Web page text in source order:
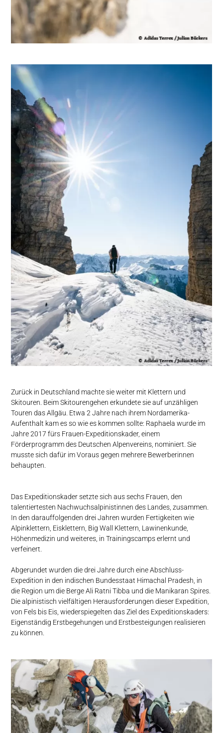
Zurück in Deutschland machte sie weiter mit Klettern und
Skitouren. Beim Skitourengehen erkundete sie auf unzähligen
Touren das Allgäu. Etwa 2 Jahre nach ihrem Nordamerika-
Aufenthalt kam es so wie es kommen sollte: Raphaela wurde im
Jahre 2017 fürs Frauen-Expeditionskader, einem
Förderprogramm des Deutschen Alpenvereins, nominiert. Sie
musste sich dafür im Voraus gegen mehrere Bewerberinnen
behaupten.
Das Expeditionskader setzte sich aus sechs Frauen, den
talentiertesten Nachwuchsalpinistinnen des Landes, zusammen.
In den darauffolgenden drei Jahren wurden Fertigkeiten wie
Alpinklettern, Eisklettern, Big Wall Klettern, Lawinenkunde,
Höhenmedizin und weiteres, in Trainingscamps erlernt und
verfeinert.
Abgerundet wurden die drei Jahre durch eine Abschluss-
Expedition in den indischen Bundesstaat Himachal Pradesh, in
die Region um die Berge Ali Ratni Tibba und die Manikaran Spires.
Die alpinistisch vielfältigen Herausforderungen dieser Expedition,
von Fels bis Eis, wiederspiegelten das Ziel des Expeditionskaders:
Eigenständig Erstbegehungen und Erstbesteigungen realisieren
zu können.